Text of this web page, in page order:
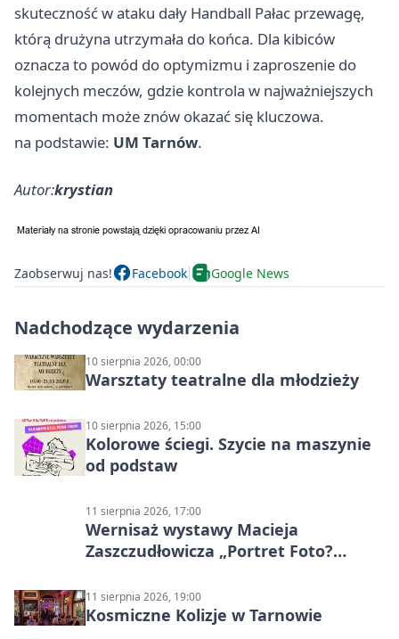
skuteczność w ataku dały Handball Pałac przewagę,
którą drużyna utrzymała do końca. Dla kibiców
oznacza to powód do optymizmu i zaproszenie do
kolejnych meczów, gdzie kontrola w najważniejszych
momentach może znów okazać się kluczowa.
na podstawie: UM Tarnów.
Autor:krystian
Zaobserwuj nas! Facebook Google News
Nadchodzące wydarzenia
10 sierpnia 2026, 00:00
Warsztaty teatralne dla młodzieży
10 sierpnia 2026, 15:00
Kolorowe ściegi. Szycie na maszynie
od podstaw
11 sierpnia 2026, 17:00
Wernisaż wystawy Macieja
Zaszczudłowicza „Portret Foto?
11 sierpnia 2026, 19:00
Kosmiczne Kolizje w Tarnowie